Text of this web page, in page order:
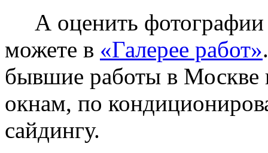
А оценить фотографии
можете в «Галерее работ»
бывшие работы в Москве
окнам, по
сайдингу.